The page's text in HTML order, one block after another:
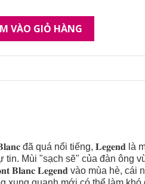
VÀO GIỎ HÀNG
đã quá nổi tiếng, 𝐋𝐞𝐠𝐞𝐧𝐝 là
Mùi "sạch sẽ" của đàn ông
𝐁𝐥𝐚𝐧𝐜 𝐋𝐞𝐠𝐞𝐧𝐝 vào mùa hè, cái